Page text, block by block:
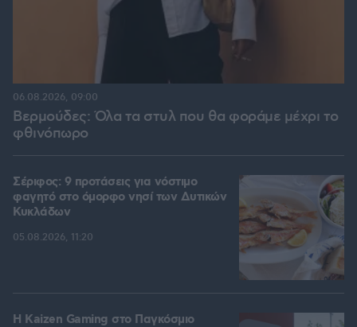
Βερμούδες: Όλα τα στυλ που θα φοράμε μέχρι το
φθινόπωρο
06.08.2026, 09:00
Σέριφος: 9 προτάσεις για νόστιμο
φαγητό στο όμορφο νησί των Δυτικών
Κυκλάδων
05.08.2026, 11:20
H Kaizen Gaming στο Παγκόσμιο